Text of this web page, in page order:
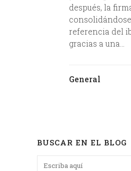
después, la
referencia del
gracias a una...
General
BUSCAR EN EL BLOG